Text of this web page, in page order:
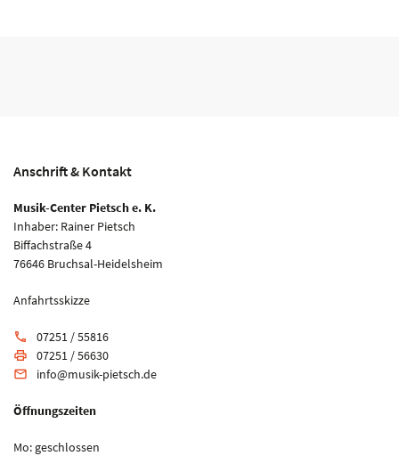
Anschrift & Kontakt
Musik-Center Pietsch e. K.
Inhaber: Rainer Pietsch
Biffachstraße 4
76646 Bruchsal-Heidelsheim
Anfahrtsskizze
phone 07251 / 55816
print 07251 / 56630
email info@musik-pietsch.de
Öffnungszeiten
Mo: geschlossen